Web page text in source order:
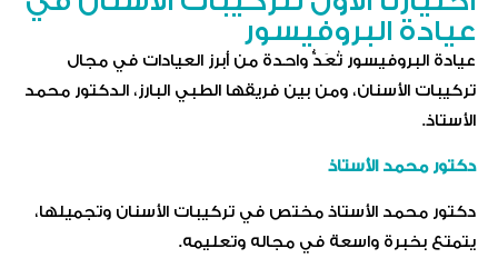
عيادة البروفيسور
عيادة البروفيسور تُعَدُّ واحدة من أبرز العيادات في مجال
تركيبات الأسنان، ومن بين فريقها الطبي البارز، الدكتور محمد
الأستاذ.
دكتور محمد الأستاذ
دكتور محمد الأستاذ مختص في تركيبات الأسنان وتجميلها،
يتمتع بخبرة واسعة في مجاله وتعليمه.